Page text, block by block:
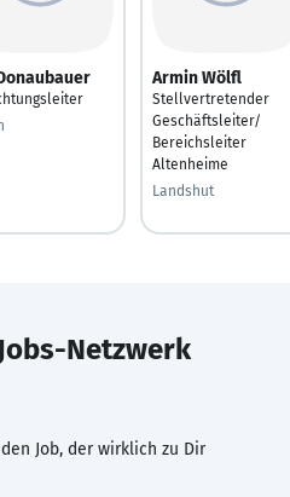
Armin Wölfl
Stellvertretender
Geschäftsleiter/
Bereichsleiter
Altenheime
Landshut
Netzwerk
Job, der wirklich zu Dir